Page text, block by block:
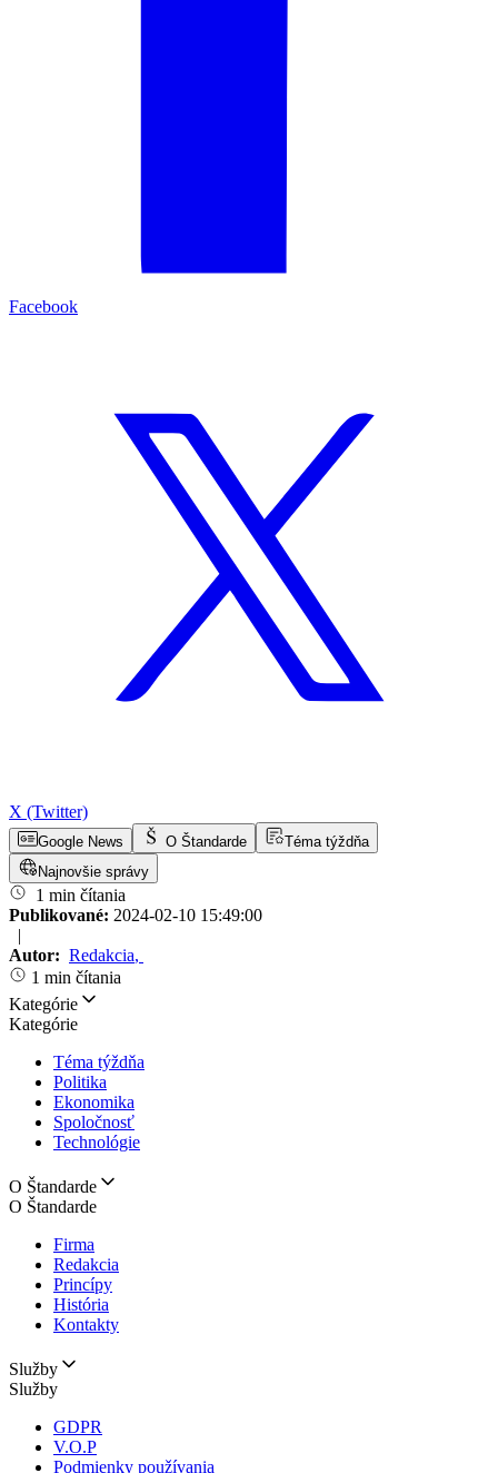
Facebook
X (Twitter)
Google News O Štandarde
Téma týždňa
Najnovšie správy
1 min čítania
Publikované: 2024-02-10 15:49:00
|
Autor: Redakcia,
1 min čítania
Kategórie
Kategórie
Téma týždňa
Politika
Ekonomika
Spoločnosť
Technológie
O Štandarde
O Štandarde
Firma
Redakcia
Princípy
História
Kontakty
Služby
Služby
GDPR
V.O.P
Podmienky používania